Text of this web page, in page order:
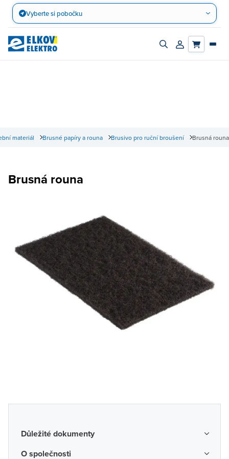
Přejít
obsah
Vyberte si pobočku
Zapnout/vypnout
Přihlásit/
Brusná rouna
Brusivo pro ruční broušení
Brusné papíry a rouna
materiál
Brusná rouna
Důležité dokumenty
Obchodní podmínky
O společnosti